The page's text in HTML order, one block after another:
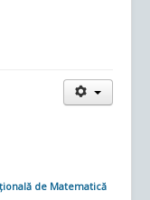
de Matematică